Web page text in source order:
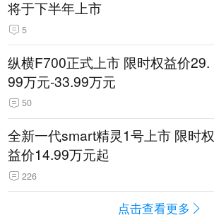
将于下半年上市
5
纵横F700正式上市 限时权益价29.
99万元-33.99万元
50
全新一代smart精灵1号上市 限时权
益价14.99万元起
226
点击查看更多